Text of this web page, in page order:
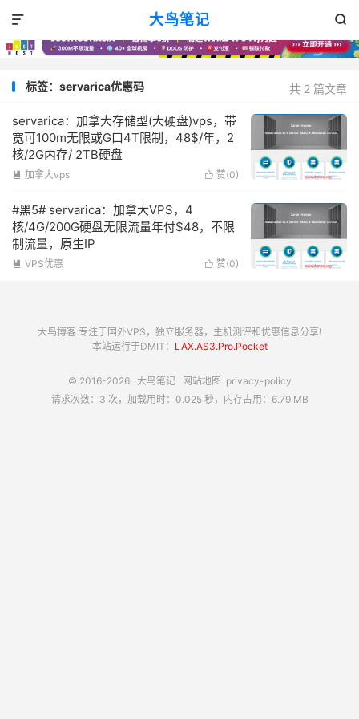
大鸟笔记 

共 2 篇文章
标签：servarica优惠码
servarica：加拿大存储型(大硬盘)vps，带
宽可100m无限或G口4T限制，48$/年，2
核/2G内存/ 2TB硬盘
 赞(0)
 加拿大vps
#黑5# servarica：加拿大VPS，4
核/4G/200G硬盘无限流量年付$48，不限
制流量，原生IP
 赞(0)
 VPS优惠
大鸟博客:专注于国外VPS，独立服务器，主机测评和优惠信息分享!
本站运行于DMIT： LAX.AS3.Pro.Pocket
© 2016-2026 大鸟笔记 网站地图 privacy-policy
请求次数：3 次，加载用时：0.025 秒，内存占用：6.79 MB